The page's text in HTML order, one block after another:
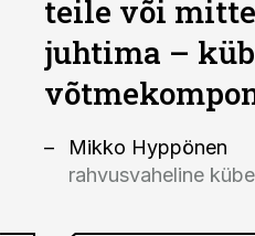
teile või
juhtima –
Mikko Hyppönen
rahvusvaheline